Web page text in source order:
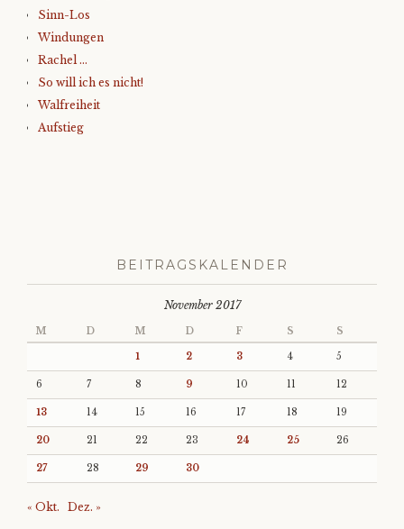
Sinn-Los
Windungen
Rachel …
So will ich es nicht!
Walfreiheit
Aufstieg
BEITRAGSKALENDER
November 2017
M D M D F S S
1 2 3 4 5
6 7 8 9 10 11 12
13 14 15 16 17 18 19
20 21 22 23 24 25 26
27 28 29 30
« Okt. Dez. »